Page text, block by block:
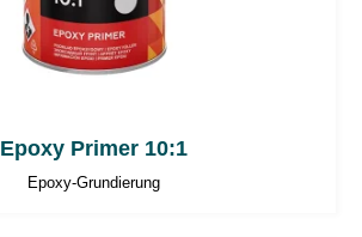
Epoxy Primer 10:1
Epoxy-Grundierung